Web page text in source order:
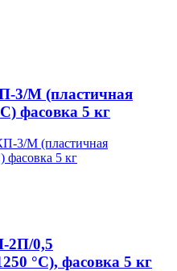
3/М (пластичная
фасовка 5 кг
2П/0,5
°С), фасовка 5 кг